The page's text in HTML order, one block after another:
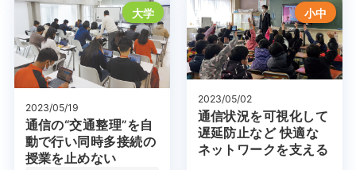
大学
2023/05/19
通信の“交通整理”を自
動で行い同時多接続の
授業を止めない
小中
2023/05/02
通信状況を可視化して
遅延防止など 快適な
ネットワークを支える